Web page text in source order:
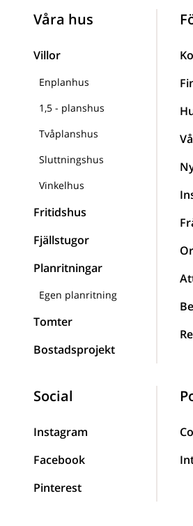
Våra hus
Villor
Enplanhus
1,5 - planshus
Tvåplanshus
Sluttningshus
Vinkelhus
Fritidshus
Fjällstugor
Planritningar
Egen planritning
Tomter
Bostadsprojekt
Social
Instagram
Facebook
Pinterest